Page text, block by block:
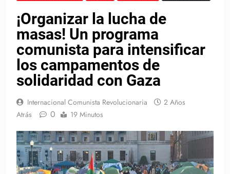
¡Organizar la lucha de
masas! Un programa
comunista para intensificar
los campamentos de
solidaridad con Gaza
Internacional Comunista Revolucionaria
2 Años
Atrás
0 19 Minutos